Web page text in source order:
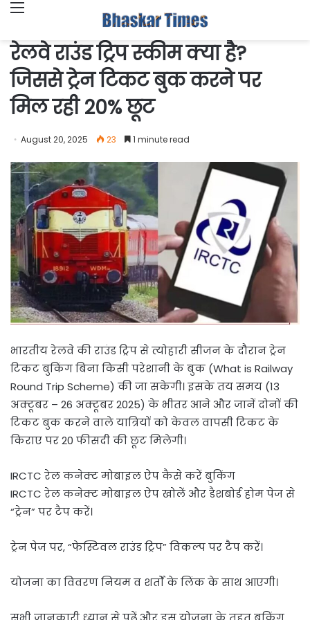
रेलवे राउंड ट्रिप स्कीम क्या है?
जिससे ट्रेन टिकट बुक करने पर
मिल रही 20% छूट
August 20, 2025 23 1 minute read
भारतीय रेलवे की राउंड ट्रिप से त्योहारी सीजन के दौरान ट्रेन
टिकट बुकिंग बिना किसी परेशानी के बुक (What is Railway
Round Trip Scheme) की जा सकेगी। इसके तय समय (13
अक्टूबर – 26 अक्टूबर 2025) के भीतर आने और जानें दोनों की
टिकट बुक करने वाले यात्रियों को केवल वापसी टिकट के
किराए पर 20 फीसदी की छूट मिलेगी।
IRCTC रेल कनेक्ट मोबाइल ऐप कैसे करें बुकिंग
IRCTC रेल कनेक्ट मोबाइल ऐप खोलें और डैशबोर्ड होम पेज से
“ट्रेन” पर टैप करें।
ट्रेन पेज पर, “फेस्टिवल राउंड ट्रिप” विकल्प पर टैप करें।
योजना का विवरण नियम व शर्तों के लिंक के साथ आएगी।